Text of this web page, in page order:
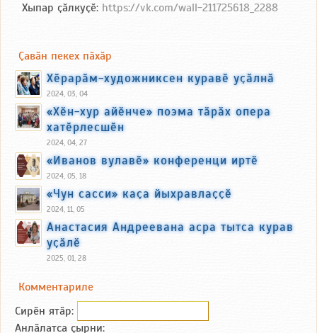
Хыпар ҫӑлкуҫӗ: https://vk.com/wall-211725618_2288
Ҫавӑн пекех пӑхӑр
Хӗрарӑм-художниксен куравӗ уҫӑлнӑ
2024, 03, 04
«Хӗн-хур айӗнче» поэма тӑрӑх опера
хатӗрлесшӗн
2024, 04, 27
«Иванов вулавӗ» конференци иртӗ
2024, 05, 18
«Чун сасси» каҫа йыхравлаҫҫӗ
2024, 11, 05
Анастасия Андреевана асра тытса курав
уҫӑлӗ
2025, 01, 28
Комментариле
Сирӗн ятӑp:
Анлӑлатса ҫырни: